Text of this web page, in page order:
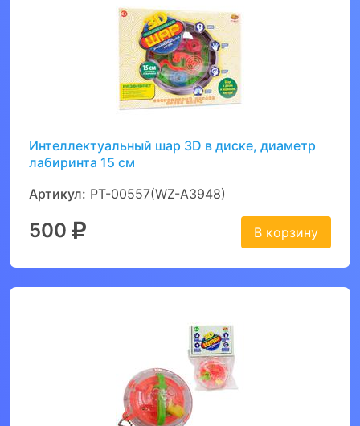
Интеллектуальный шар 3D в диске, диаметр
лабиринта 15 см
Артикул: PT-00557(WZ-A3948)
500 В корзину